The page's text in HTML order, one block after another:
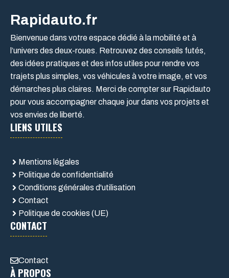
Rapidauto.fr
Bienvenue dans votre espace dédié à la mobilité et à
l’univers des deux-roues. Retrouvez des conseils futés,
des idées pratiques et des infos utiles pour rendre vos
trajets plus simples, vos véhicules à votre image, et vos
démarches plus claires. Merci de compter sur Rapidauto
pour vous accompagner chaque jour dans vos projets et
vos envies de liberté.
LIENS UTILES
Mentions légales
Politique de confidentialité
Conditions générales d'utilisation
Contact
Politique de cookies (UE)
CONTACT
Contact
À PROPOS